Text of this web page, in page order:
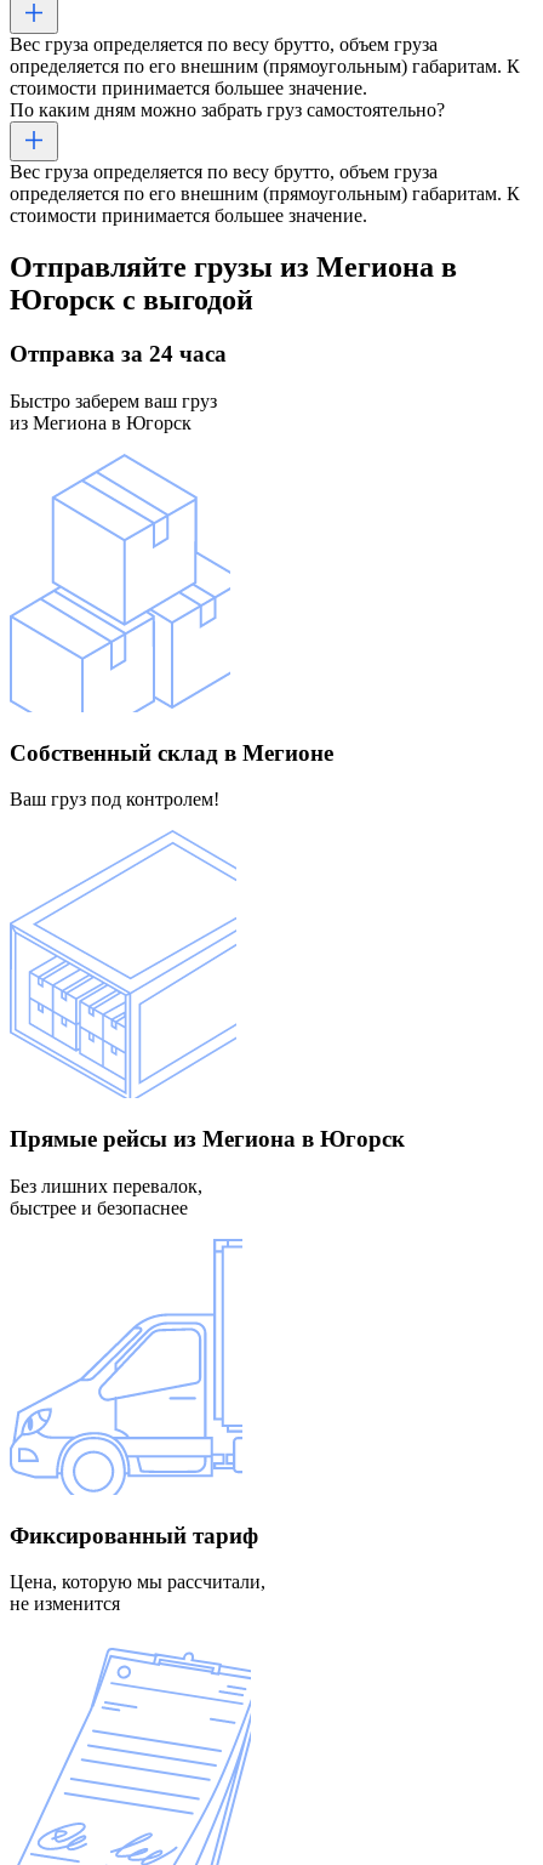
Вес груза определяется по весу брутто, объем груза
определяется по его внешним (прямоугольным) габаритам. К
стоимости принимается большее значение.
По каким дням можно забрать груз самостоятельно?
Вес груза определяется по весу брутто, объем груза
определяется по его внешним (прямоугольным) габаритам. К
стоимости принимается большее значение.
Отправляйте грузы из Мегиона в
Югорск с выгодой
Отправка за 24 часа
Быстро заберем ваш груз
из Мегиона в Югорск
Собственный склад в Мегионе
Ваш груз под контролем!
Прямые рейсы из Мегиона в Югорск
Без лишних перевалок,
быстрее и безопаснее
Фиксированный тариф
Цена, которую мы рассчитали,
не изменится